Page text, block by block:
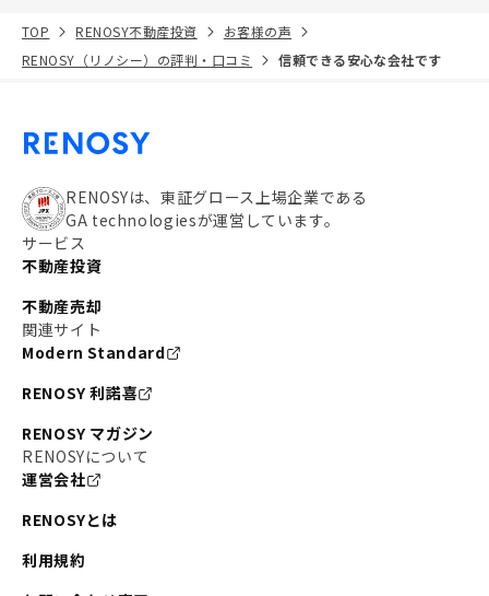
TOP RENOSY不動産投資
お客様の声
RENOSY（リノシー）の評判・口コミ
信頼できる安心な会社です
RENOSYは、東証グロース上場企業である
GA technologiesが運営しています。
サービス
不動産投資
不動産売却
関連サイト
Modern Standard
RENOSY 利諾喜
RENOSY マガジン
RENOSYについて
運営会社
RENOSYとは
利用規約